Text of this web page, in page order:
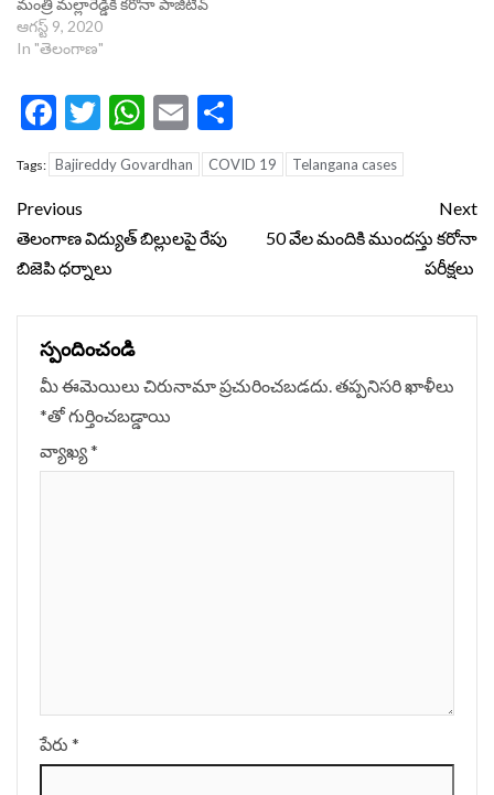
మంత్రి మల్లారెడ్డికి కరోనా పాజిటివ్
ఆగస్ట్ 9, 2020
In "తెలంగాణ"
Facebook
Twitter
WhatsApp
Email
Tags: Bajireddy Govardhan COVID 19 Telangana cases
Continue
Reading
Previous
తెలంగాణ విద్యుత్ బిల్లులపై రేపు
బిజెపి ధర్నాలు
Next
50 వేల మందికి ముందస్తు కరోనా
పరీక్షలు
స్పందించండి
మీ ఈమెయిలు చిరునామా ప్రచురించబడదు.తప్పనిసరి ఖాళీలు
*‌తో గుర్తించబడ్డాయి
వ్యాఖ్య*
పేరు *